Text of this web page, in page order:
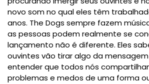
novo som no qual eles têm
anos. The Dogs sempre fazem
as pessoas podem realmente se
lançamento não é diferente. Eles
ouvintes vão tirar algo da
entender que todos nós
problemas e medos de uma forma